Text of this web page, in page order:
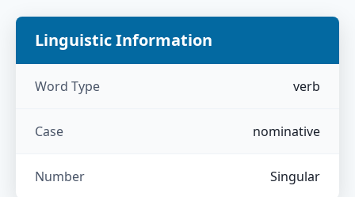
Linguistic Information
Word Type verb
Case nominative
Number Singular